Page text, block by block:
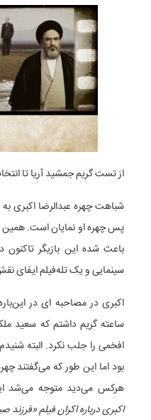
از تست گریم جمشید آریا تا
شباهت چهره عبدالرضا اکبری
پس چهره او نمایان است. همین
باعث شده این بازیگر تاکنون
سینمایی و یک تله‌فیلم ایفای
ساعته گریم داشتم که سعید
افخمی را جلب نکرد. البته
بود اما این طور که می‌گفتند
هرکس می‌دید متوجه می‌شد
اکبری درباره اکران فیلم